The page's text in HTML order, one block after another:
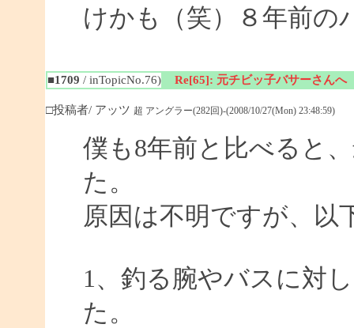
けかも（笑）８年前
■1709 / inTopicNo.76) Re[65]: 元チビッ子バサーさんへ
□投稿者/ アッツ 超 アングラー(282回)-(2008/10/27(Mon) 23:48:59)
僕も8年前と比べると
た。
原因は不明ですが、以
1、釣る腕やバスに対
た。